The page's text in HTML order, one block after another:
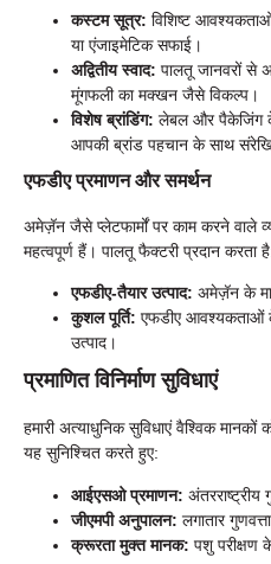
कस्टम सूत्र: विशिष्ट
या एंजाइमेटिक सफाई।
अद्वितीय स्वाद: पालतू जानवरों से
मूंगफली का मक्खन जैसे विकल्प।
विशेष ब्रांडिंग: लेबल और पैकेजिंग के
आपकी ब्रांड पहचान के साथ
एफडीए प्रमाणन और समर्थन
अमेज़ॅन जैसे प्लेटफार्मों पर काम करने वाले
महत्वपूर्ण हैं। पालतू फैक्टरी प्रदान करता
एफडीए-तैयार उत्पाद: अमेज़ॅन के
कुशल पूर्ति: एफडीए आवश्यकताओं
उत्पाद।
प्रमाणित विनिर्माण सुविधाएं
हमारी अत्याधुनिक सुविधाएं वैश्विक
यह सुनिश्चित करते हुए:
आईएसओ प्रमाणन: अंतरराष्ट्रीय
जीएमपी अनुपालन: लगातार
क्रूरता मुक्त मानक: पशु परीक्षण